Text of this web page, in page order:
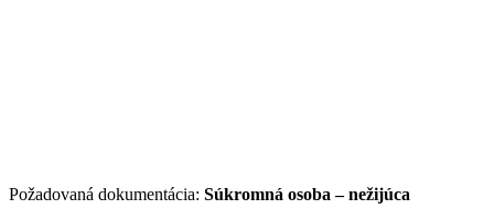
Požadovaná dokumentácia: Súkromná osoba – nežijúca